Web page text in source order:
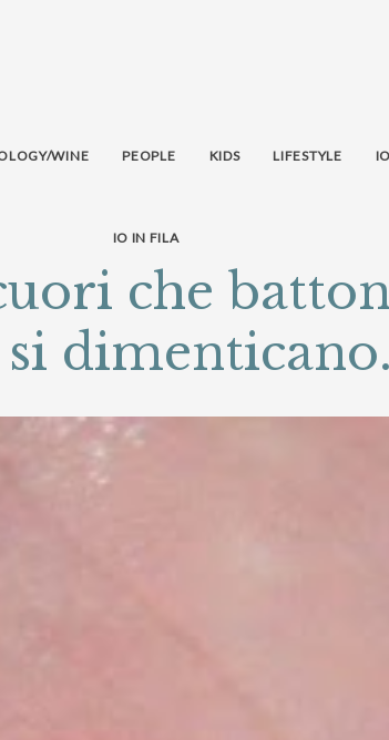
WINE PEOPLE KIDS LIFESTYLE
IO IN FILA
che
dimenticano.